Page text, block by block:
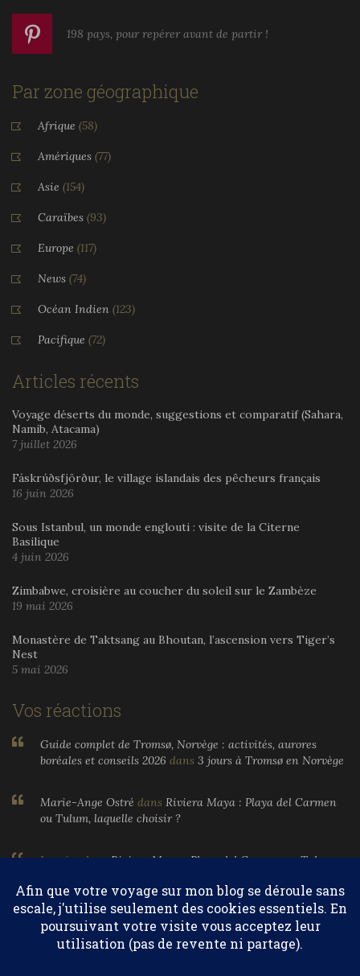
198 pays, pour repérer avant de partir !
Par zone géographique
Afrique (58)
Amériques (77)
Asie (154)
Caraïbes (93)
Europe (117)
News (74)
Océan Indien (123)
Pacifique (72)
Articles récents
Voyage déserts du monde, suggestions et comparatif (Sahara,
Namib, Atacama)
7 juillet 2026
Fáskrúðsfjörður, le village islandais des pêcheurs français
16 juin 2026
Sous Istanbul, un monde englouti : visite de la Citerne
Basilique
4 juin 2026
Zimbabwe, croisière au coucher du soleil sur le Zambèze
19 mai 2026
Monastère de Taktsang au Bhoutan, l’ascension vers Tiger’s
Nest
5 mai 2026
Vos réactions
Guide complet de Tromsø, Norvège : activités, aurores
boréales et conseils 2026 dans 3 jours à Tromsø en Norvège
Marie-Ange Ostré dans Riviera Maya : Playa del Carmen
ou Tulum, laquelle choisir ?
LarnierdansRiviera Maya : Playa del Carmen ou Tulum,
Marie-Ange OstrédansEgypte, parfums et huiles
essentielles
Confidentialité et cookies : ce site utilise des cookies. En continuant à